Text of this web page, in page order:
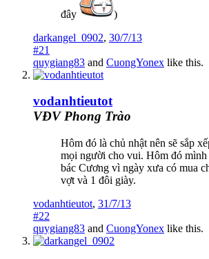
đây
)
darkangel_0902, 30/7/13
#21
quygiang83 and CuongYonex like this.
vodanhtieutot
VĐV Phong Trào
Hôm đó là chủ nhật nên sẽ sắp
mọi người cho vui. Hôm đó mình
bác Cương vì ngày xưa có mua
vợt và 1 đôi giày.
vodanhtieutot, 31/7/13
#22
quygiang83 and CuongYonex like this.